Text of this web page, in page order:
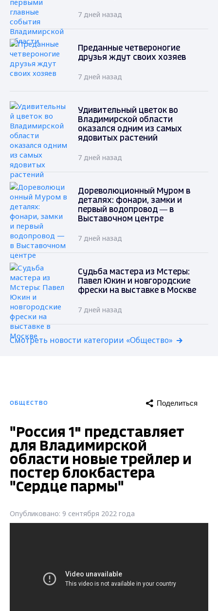
7 дней назад
Преданные четвероногие
друзья ждут своих хозяев
7 дней назад
Удивительный цветок во
Владимирской области
оказался одним из самых
ядовитых растений
7 дней назад
Дореволюционный Муром в
деталях: фонари, замки и
первый водопровод — в
Выставочном центре
7 дней назад
Судьба мастера из Мстеры:
Павел Юкин и новгородские
фрески на выставке в Москве
7 дней назад
Смотреть новости категории «Общество»
ОБЩЕСТВО Поделиться
"Россия 1" представляет
для Владимирской
области новые трейлер и
постер блокбастера
"Сердце пармы"
Опубликовано: 9 сентября 2022 года